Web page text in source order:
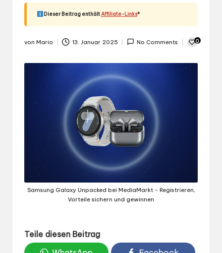
Dieser Beitrag enthältAffiliate-Links*
Gepostet
von Mario 13. Januar 2025 No Comments 0
Samsung Galaxy Unpacked bei MediaMarkt - Registrieren,
Vorteile sichern und gewinnen
Teile diesen Beitrag